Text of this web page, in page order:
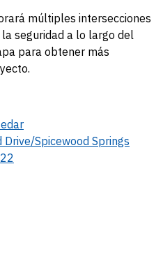
múltiples intersecciones
seguridad a lo largo del
para obtener más
Spicewood Springs